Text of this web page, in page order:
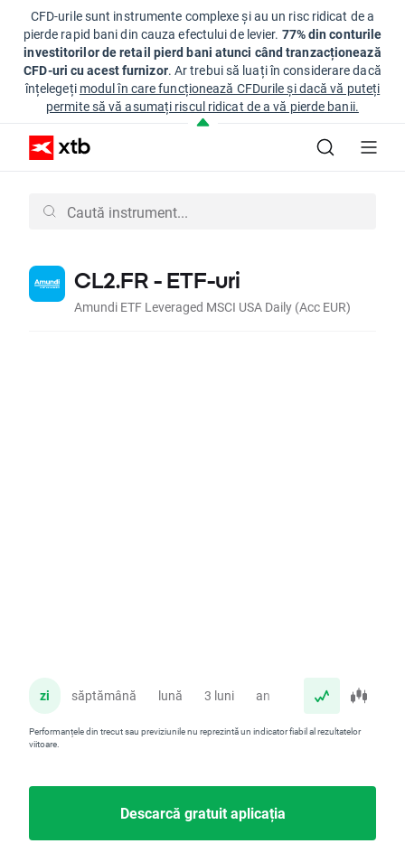
CFD-urile sunt instrumente complexe și au un risc ridicat de a
pierde rapid bani din cauza efectului de levier. 77% din conturile
investitorilor de retail pierd bani atunci când tranzacționează
CFD-uri cu acest furnizor. Ar trebui să luați în considerare dacă
înțelegeți modul în care funcționează CFDurile și dacă vă puteți
permite să vă asumați riscul ridicat de a vă pierde banii.
CL2.FR - ETF-uri
Amundi ETF Leveraged MSCI USA Daily (Acc EUR)
zi săptămână lună 3 luni an
Performanțele din trecut sau previziunile nu reprezintă un indicator fiabil al rezultatelor
viitoare.
Descarcă gratuit aplicația